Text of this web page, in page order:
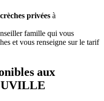
privées à
famille qui vous
et vous renseigne sur le tarif
aux